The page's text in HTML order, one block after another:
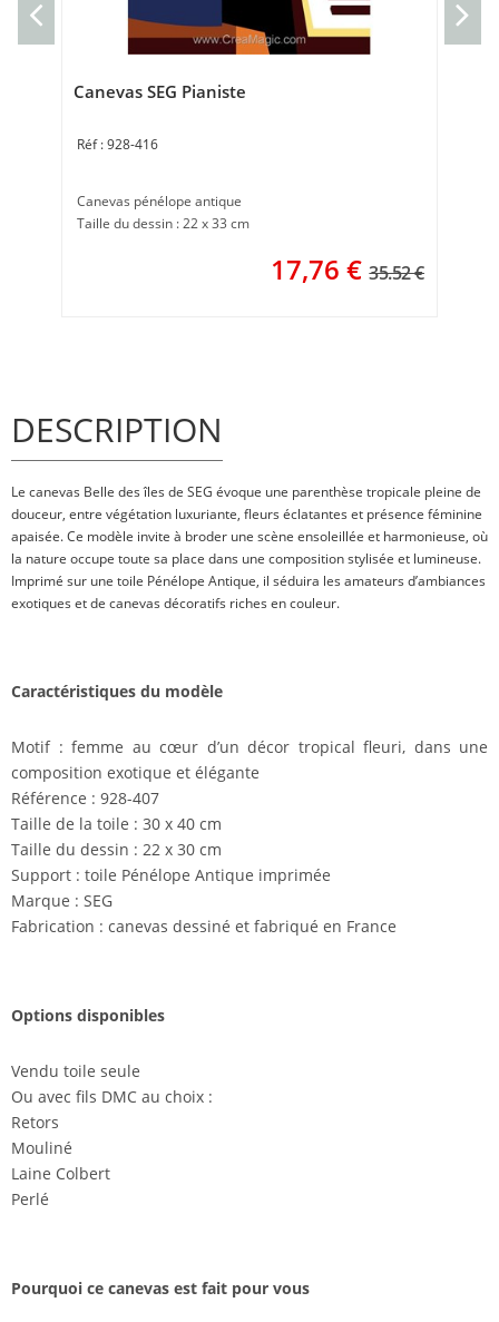
Canevas SEG Pianiste
928-416
Canevas pénélope antique
Taille du dessin : 22 x 33 cm
17,76 € 35.52 €
DESCRIPTION
Le canevas Belle des îles de SEG évoque une parenthèse tropicale pleine de
douceur, entre végétation luxuriante, fleurs éclatantes et présence féminine
apaisée. Ce modèle invite à broder une scène ensoleillée et harmonieuse, où
la nature occupe toute sa place dans une composition stylisée et lumineuse.
Imprimé sur une toile Pénélope Antique, il séduira les amateurs d’ambiances
exotiques et de canevas décoratifs riches en couleur.
Caractéristiques du modèle
Motif : femme au cœur d’un décor tropical fleuri, dans une
composition exotique et élégante
Référence : 928-407
Taille de la toile : 30 x 40 cm
Taille du dessin : 22 x 30 cm
Support : toile Pénélope Antique imprimée
Marque : SEG
Fabrication : canevas dessiné et fabriqué en France
Options disponibles
Vendu toile seule
Ou avec fils DMC au choix :
Retors
Mouliné
Laine Colbert
Perlé
Pourquoi ce canevas est fait pour vous